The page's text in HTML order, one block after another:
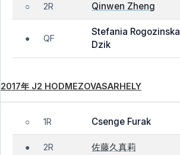
○ 2R Qinwen Zheng
● QF
Stefania Rogozinska
Dzik
2017年 J2 HODMEZOVASARHELY
○ 1R Csenge Furak
● 2R 佐藤久真莉